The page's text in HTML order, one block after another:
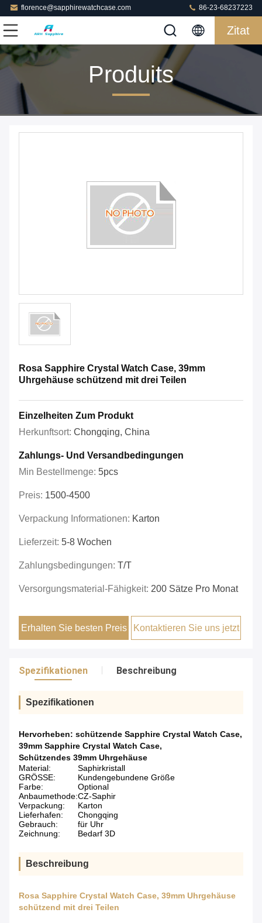
florence@sapphirewatchcase.com 86-23-68237223
Zitat
Produits
Rosa Sapphire Crystal Watch Case, 39mm
Uhrgehäuse schützend mit drei Teilen
Einzelheiten Zum Produkt
Herkunftsort: Chongqing, China
Zahlungs- Und Versandbedingungen
Min Bestellmenge: 5pcs
Preis: 1500-4500
Verpackung Informationen: Karton
Lieferzeit: 5-8 Wochen
Zahlungsbedingungen: T/T
Versorgungsmaterial-Fähigkeit: 200 Sätze Pro Monat
Erhalten Sie besten Preis Kontaktieren Sie uns jetzt
Spezifikationen Beschreibung
Spezifikationen
Hervorheben: schützende Sapphire Crystal Watch Case,
39mm Sapphire Crystal Watch Case,
Schützendes 39mm Uhrgehäuse
Material:
Saphirkristall
GRÖSSE:
Kundengebundene Größe
Farbe:
Optional
Anbaumethode:CZ-Saphir
Verpackung:
Karton
Lieferhafen:
Chongqing
Gebrauch:
für Uhr
Zeichnung:
Bedarf 3D
Beschreibung
Rosa Sapphire Crystal Watch Case, 39mm Uhrgehäuse
schützend mit drei Teilen